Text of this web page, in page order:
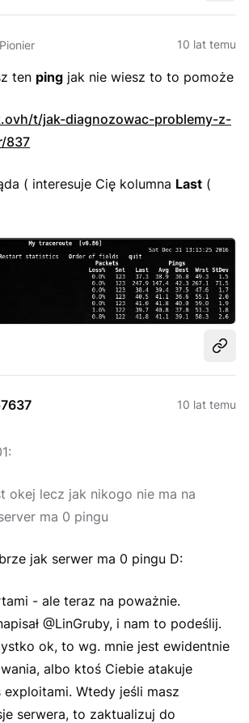
Pionier 10 lat temu
ten ping jak nie wiesz to to pomoże
t/jak-diagnozowac-problemy-z-
837
( interesuje Cię kolumna Last (
10 lat temu
okej lecz jak nikogo nie ma na
ma 0 pingu
jak serwer ma 0 pingu D:
- ale teraz na poważnie.
@LinGruby, i nam to podeślij.
ok, to wg. mnie jest ewidentnie
albo ktoś Ciebie atakuje
exploitami. Wtedy jeśli masz
serwera, to zaktualizuj do